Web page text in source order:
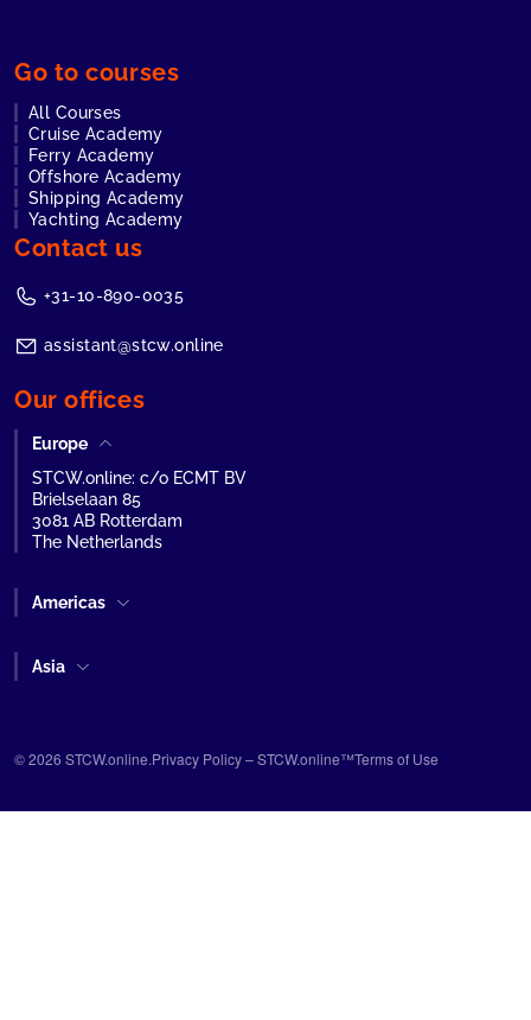
Go to courses
All Courses
Cruise Academy
Ferry Academy
Offshore Academy
Shipping Academy
Yachting Academy
Contact us
+31-10-890-0035
assistant@stcw.online
Our offices
Europe
STCW.online: c/o ECMT BV
Brielselaan 85
3081 AB Rotterdam
The Netherlands
Americas
Asia
© 2026 STCW.online.Privacy Policy – STCW.online™Terms of Use